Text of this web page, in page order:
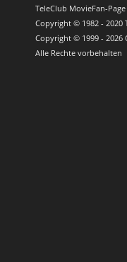
TeleClub MovieFan-
Copyright © 1982 - 2020
Copyright © 1999 - 2026
Alle Rechte vorbehalten